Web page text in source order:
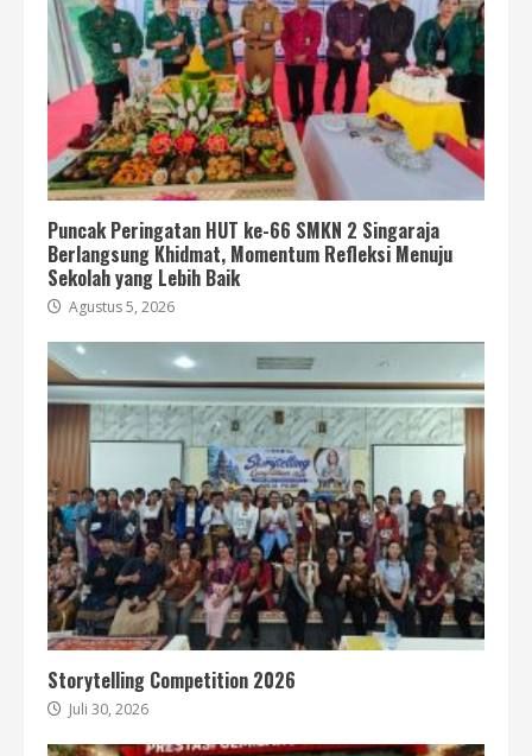
Puncak Peringatan HUT ke-66 SMKN 2 Singaraja
Berlangsung Khidmat, Momentum Refleksi Menuju
Sekolah yang Lebih Baik
Agustus 5, 2026
Storytelling Competition 2026
Juli 30, 2026